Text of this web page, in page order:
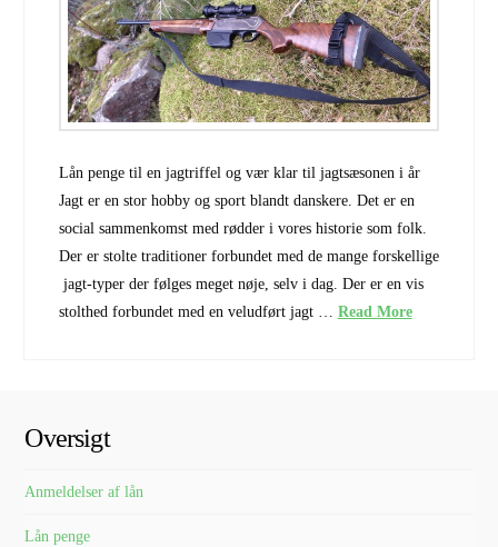
Lån penge til en jagtriffel og vær klar til jagtsæsonen i år
Jagt er en stor hobby og sport blandt danskere. Det er en
social sammenkomst med rødder i vores historie som folk.
Der er stolte traditioner forbundet med de mange forskellige
jagt-typer der følges meget nøje, selv i dag. Der er en vis
stolthed forbundet med en veludført jagt … Read More
Oversigt
Anmeldelser af lån
Lån penge